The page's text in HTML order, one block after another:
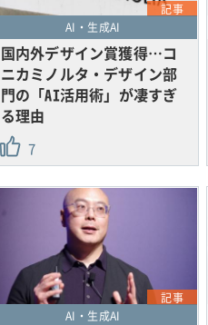
記事
AI・生成AI
国内外デザイン賞獲得…コ
ニカミノルタ・デザイン部
門の「AI活用術」が凄すぎ
る理由
7
記事
AI・生成AI